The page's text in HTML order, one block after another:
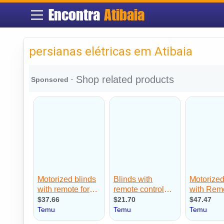
EncontraAtibaia
persianas elétricas em Atibaia